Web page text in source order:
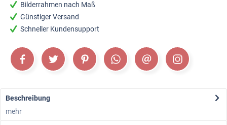
Bilderrahmen nach Maß
Günstiger Versand
Schneller Kundensupport
Beschreibung
mehr